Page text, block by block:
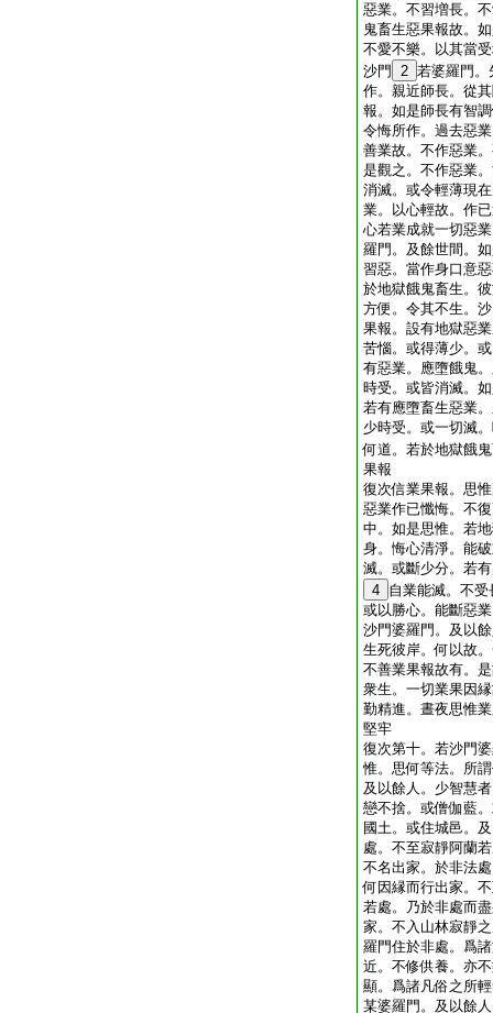
惡業。不習増長。
鬼畜生惡果報故。
不愛不樂。以其當
沙門
2 若婆羅門。
作。親近師長。從
報。如是師長有智
令悔所作。過去惡
善業故。不作惡業
是觀之。不作惡業
消滅。或令輕薄現
業。以心輕故。作
心若業成就一切惡
羅門。及餘世間。
習惡。當作身口意
於地獄餓鬼畜生。
方便。令其不生。
果報。設有地獄惡
苦惱。或得薄少。
有惡業。應墮餓鬼
時受。或皆消滅。
若有應墮畜生惡業
少時受。或一切滅
何道。若於地獄餓
果報
復次信業果報。思
惡業作已懺悔。不
中。如是思惟。若
身。悔心清淨。能
滅。或斷少分。若
4 自業能滅。不
或以勝心。能斷惡
沙門婆羅門。及以
生死彼岸。何以故
不善業果報故有。
衆生。一切業果因
勤精進。晝夜思惟
堅牢
復次第十。若沙門
惟。思何等法。所
及以餘人。少智慧
戀不捨。或僧伽藍
國土。或住城邑。
處。不至寂靜阿蘭
不名出家。於非法
何因縁而行出家。
若處。乃於非處而
家。不入山林寂靜
羅門住於非處。爲
近。不修供養。亦
顯。爲諸凡俗之所
某婆羅門。及以餘